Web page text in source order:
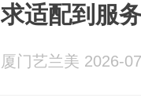
求适配到服
厦门艺兰美 2026-